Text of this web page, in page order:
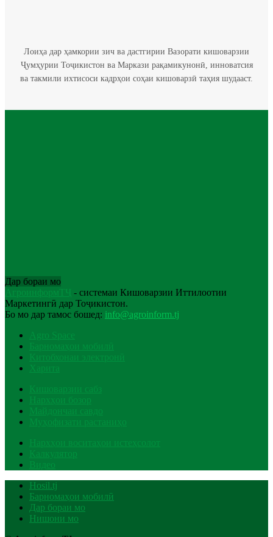
Лоиҳа дар ҳамкории зич ва дастгирии Вазорати кишоварзии
Ҷумҳурии Тоҷикистон ва Маркази рақамикунонӣ, инноватсия
ва такмили ихтисоси кадрҳои соҳаи кишоварзӣ таҳия шудааст.
Дар бораи мо
АгроинформТҶ - системаи Кишоварзии Иттилоотии
Маркетингӣ дар Тоҷикистон.
Бо мо дар тамос бошед: info@agroinform.tj
Agro Space
Барномаҳои мобилӣ
Китобхонаи электронӣ
Харита
Кишоварзии сабз
Нархҳои бозор
Майдончаи савдо
Муҳофизати растаниҳо
Нархҳои воситаҳои истеҳсолот
Калкулятор
Видео
Hosil.tj
Барномаҳои мобилӣ
Дар бораи мо
Нишони мо